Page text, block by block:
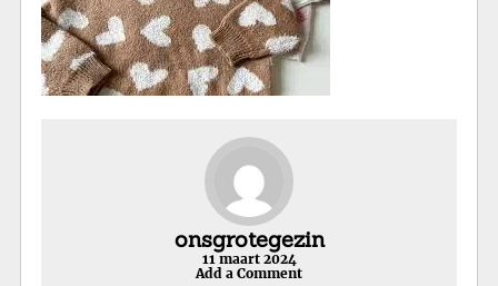
onsgrotegezin
11 maart 2024
Add a Comment